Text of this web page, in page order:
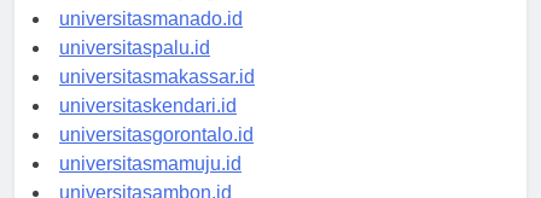
universitastanjungselor.id
universitasmanado.id
universitaspalu.id
universitasmakassar.id
universitaskendari.id
universitasgorontalo.id
universitasmamuju.id